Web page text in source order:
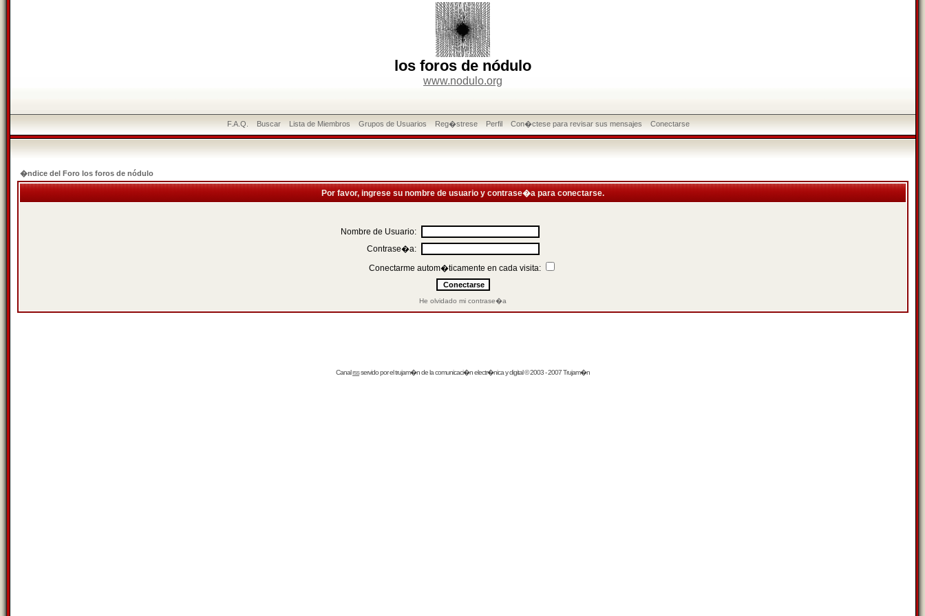
los foros de nódulo
www.nodulo.org
F.A.Q. Buscar Lista de Miembros Grupos de Usuarios Reg�strese Perfil Con�ctese para revisar sus mensajes Conectarse
�ndice del Foro los foros de nódulo
Por favor, ingrese su nombre de usuario y contrase�a para conectarse.
Nombre de Usuario:
Contrase�a:
Conectarme autom�ticamente en cada visita:
He olvidado mi contrase�a
Canalrssservido por eltrujam�nde la comunicaci�n electr�nica y digital © 2003 - 2007 Trujam�n